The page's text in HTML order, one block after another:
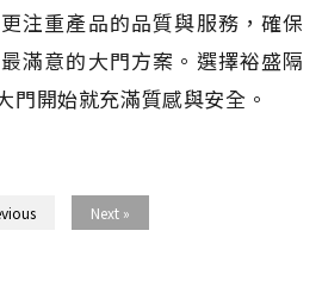
注重產品的品質與服務，確保
滿意的大門方案。選擇裕盛隔
門開始就充滿質感與安全。
Next »